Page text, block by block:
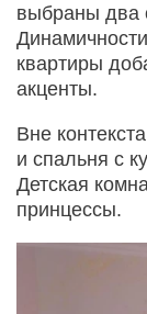
выбраны два
квартиры
акценты.
Вне
и спальня с
Детская
принцессы.